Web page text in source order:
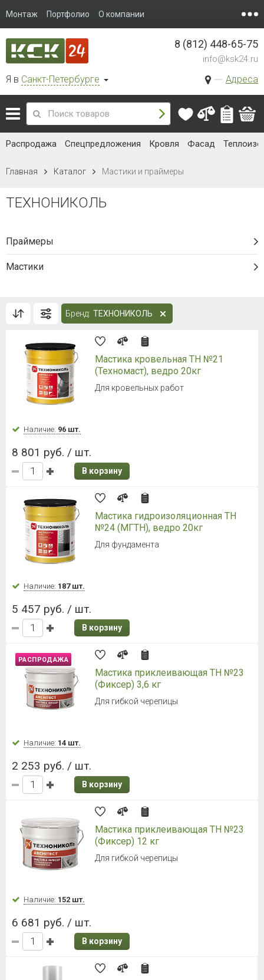
Монтаж Портфолио О компании
Я в Санкт-Петербурге Адреса
8 (812) 448-65-75
info@ksk24.ru
Распродажа Спецпредложения Кровля Фасад
Главная Каталог Мастики и праймеры
ТЕХНОНИКОЛЬ
Праймеры
Мастики
Бренд: ТЕХНОНИКОЛЬ
Мастика кровельная ТН №21
(Техномаст), ведро 20кг
Для кровельных работ
Наличие: 96 шт.
8 801 руб. / шт.
В корзину
Мастика гидроизоляционная ТН
№24 (МГТН), ведро 20кг
Для фундамента
Наличие: 187 шт.
5 457 руб. / шт.
В корзину
РАСПРОДАЖА
Мастика приклеивающая ТН №23
(Фиксер) 3,6 кг
Для гибкой черепицы
Наличие: 14 шт.
2 253 руб. / шт.
В корзину
Мастика приклеивающая ТН №23
(Фиксер) 12 кг
Для гибкой черепицы
Наличие: 152 шт.
6 681 руб. / шт.
В корзину